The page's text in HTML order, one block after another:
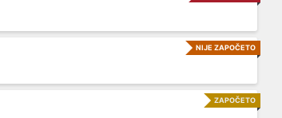
NIJE ZAPOČETO
ZAPOČETO